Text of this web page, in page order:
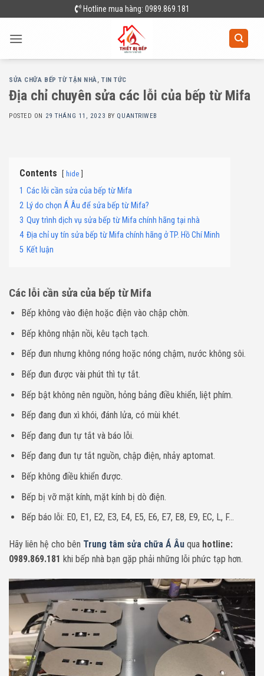
to
content
Hotline mua hàng: 0989.869.181
SỬA CHỮA BẾP TỪ TẬN NHÀ,TIN TỨC
Địa chỉ chuyên sửa các lỗi của bếp từ Mifa
POSTED ON 29 THÁNG 11, 2023 BY QUANTRIWEB
Contents hide
1 Các lỗi cần sửa của bếp từ Mifa
2 Lý do chọn Á Âu để sửa bếp từ Mifa?
3 Quy trình dịch vụ sửa bếp từ Mifa chính hãng tại nhà
4 Địa chỉ uy tín sửa bếp từ Mifa chính hãng ở TP. Hồ Chí Minh
5 Kết luận
Các lỗi cần sửa của bếp từ Mifa
Bếp không vào điện hoặc điện vào chập chờn.
Bếp không nhận nồi, kêu tạch tạch.
Bếp đun nhưng không nóng hoặc nóng chậm, nước không sôi.
Bếp đun được vài phút thì tự tắt.
Bếp bật không nên nguồn, hỏng bảng điều khiển, liệt phím.
Bếp đang đun xì khói, đánh lửa, có mùi khét.
Bếp đang đun tự tắt và báo lỗi.
Bếp đang đun tự tắt nguồn, chập điện, nhảy aptomat.
Bếp không điều khiển được.
Bếp bị vỡ mặt kính, mặt kính bị dò điện.
Bếp báo lỗi: E0, E1, E2, E3, E4, E5, E6, E7, E8, E9, EC, L, F…
Hãy liên hệ cho bên Trung tâm sửa chữa Á Âu qua hotline:
0989.869.181 khi bếp nhà bạn gặp phải những lỗi phức tạp hơn.